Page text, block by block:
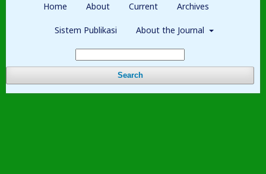
Home About Current Archives
Sistem Publikasi About the Journal
Search